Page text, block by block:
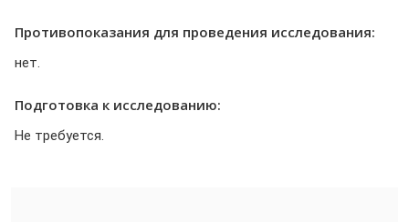
Противопоказания для проведения исследования:
нет.
Подготовка к исследованию:
Не требуется.